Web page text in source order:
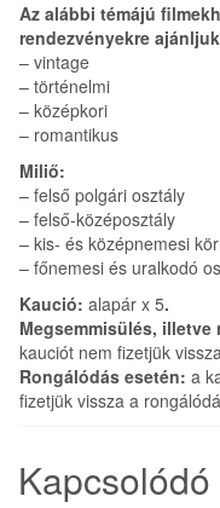
Az alábbi témájú
rendezvényekre
– vintage
– történelmi
– középkori
– romantikus
Miliő:
– felső polgári osztály
– felső-középosztály
– kis- és középnemesi
– főnemesi és uralkodó
Kaució: alapár x 5.
Megsemmisülés,
kauciót nem fizetjük
Rongálódás esetén: a
fizetjük vissza a